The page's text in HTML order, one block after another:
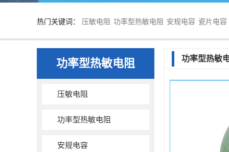
热门关键词： 压敏电阻 功率型热敏电阻 安规电容 瓷片电容
功率型热敏电阻
压敏电阻
功率型热敏电阻
安规电容
功率型热敏